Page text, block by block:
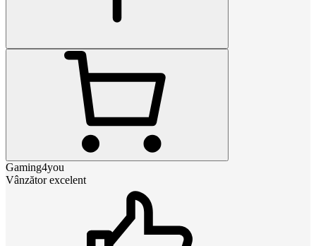
Gaming4you
Vânzător excelent